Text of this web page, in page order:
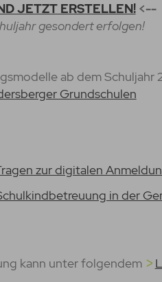
JETZT ERSTELLEN!<--
gesondert erfolgen!
ab dem Schuljahr
Grundschulen
zur digitalen
in der
kann unter folgendem